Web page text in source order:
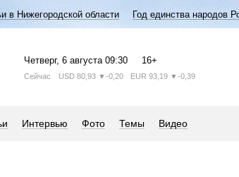
в Нижегородской области Год единства народов
Четверг, 6 августа 09:30 16+
Сейчас USD 80,93 ▼-0,20 EUR 93,19 ▼-0,39
Интервью Фото Темы Видео